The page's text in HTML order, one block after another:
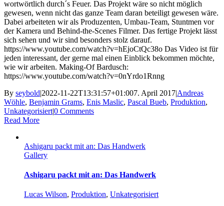
wortwörtlich durch´s Feuer. Das Projekt wäre so nicht möglich
gewesen, wenn nicht das ganze Team daran beteiligt gewesen wäre.
Dabei arbeiteten wir als Produzenten, Umbau-Team, Stuntmen vor
der Kamera und Behind-the-Scenes Filmer. Das fertige Projekt lässt
sich sehen und wir sind besonders stolz darauf.
https://www.youtube.com/watch?v=hEjoCtQc38o Das Video ist für
jeden interessant, der gerne mal einen Einblick bekommen möchte,
wie wir arbeiten. Making-Of Bardusch:
https://www.youtube.com/watch?v=0nYrdo1Rnng
By seybold|2022-11-22T13:31:57+01:007. April 2017|Andreas
Wöhle, Benjamin Grams, Enis Maslic, Pascal Bueb, Produktion,
Unkategorisiert|0 Comments
Read More
Ashigaru packt mit an: Das Handwerk
Gallery
Ashigaru packt mit an: Das Handwerk
Lucas Wilson, Produktion, Unkategorisiert